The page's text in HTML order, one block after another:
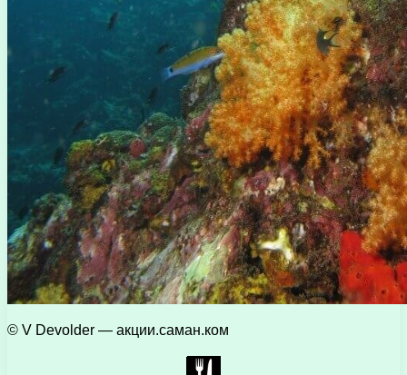
© V Devolder — акции.саман.ком